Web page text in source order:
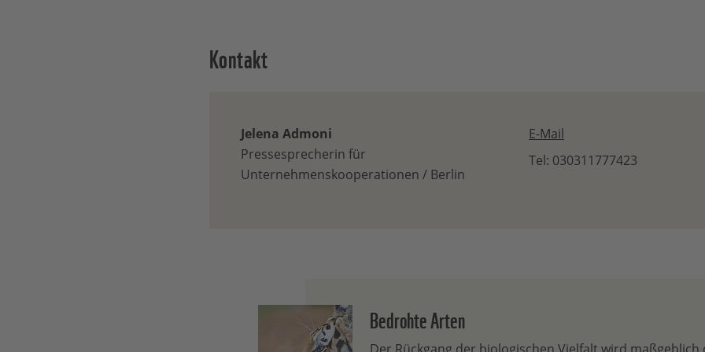
Kontakt
Jelena Admoni
Pressesprecherin für
Unternehmenskooperationen / Berlin
E-Mail
Tel: 030311777423
Bedrohte Arten